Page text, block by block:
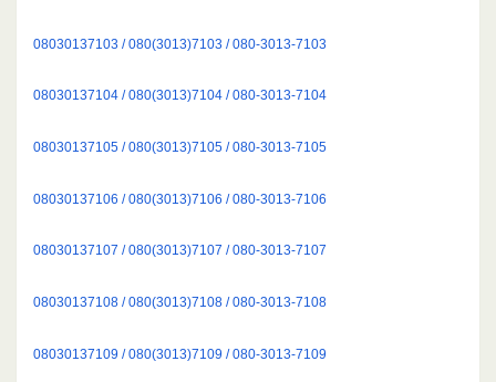
08030137103 / 080(3013)7103 / 080-3013-7103
08030137104 / 080(3013)7104 / 080-3013-7104
08030137105 / 080(3013)7105 / 080-3013-7105
08030137106 / 080(3013)7106 / 080-3013-7106
08030137107 / 080(3013)7107 / 080-3013-7107
08030137108 / 080(3013)7108 / 080-3013-7108
08030137109 / 080(3013)7109 / 080-3013-7109